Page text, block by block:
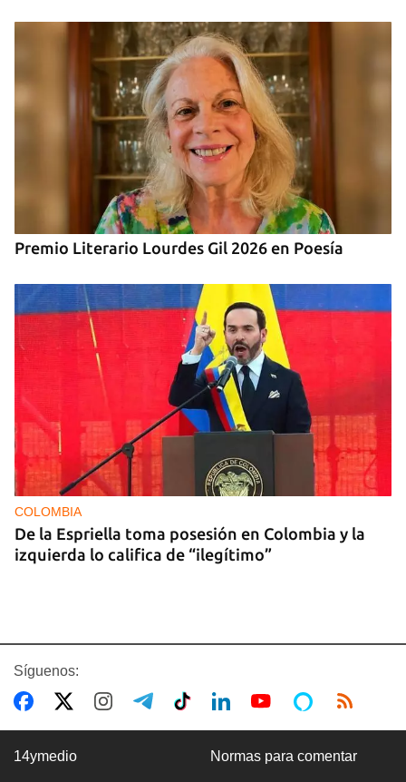
Premio Literario Lourdes Gil 2026 en Poesía
COLOMBIA
De la Espriella toma posesión en Colombia y la
izquierda lo califica de “ilegítimo”
Síguenos:
14ymedio Normas para comentar